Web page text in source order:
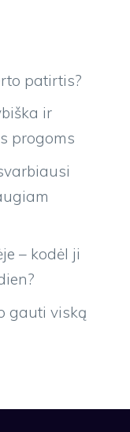
patirtis?
ir
progoms
– kodėl ji
gauti viską